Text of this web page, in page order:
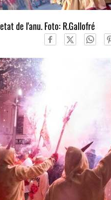
de l'anu. Foto: R.Gallofré